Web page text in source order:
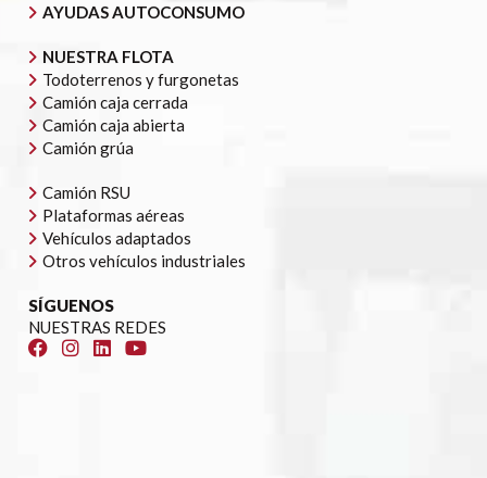
AYUDAS AUTOCONSUMO
NUESTRA FLOTA
Todoterrenos y furgonetas
Camión caja cerrada
Camión caja abierta
Camión grúa
Camión RSU
Plataformas aéreas
Vehículos adaptados
Otros vehículos industriales
SÍGUENOS
NUESTRAS REDES